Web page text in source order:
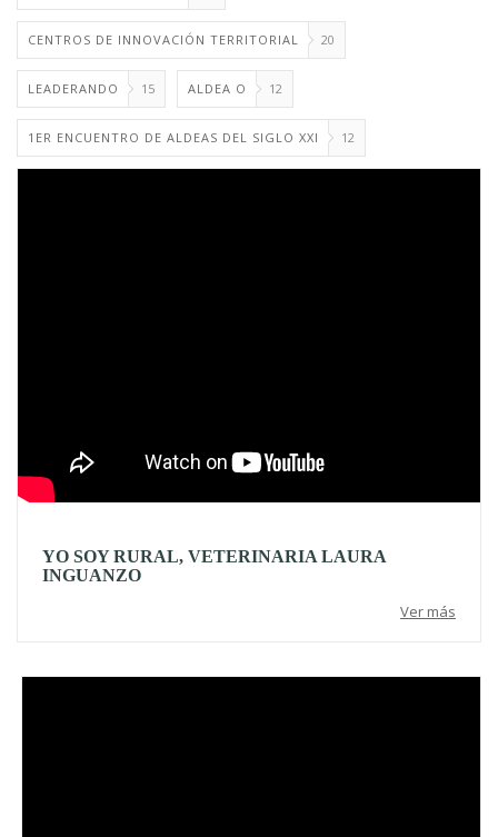
CENTROS DE INNOVACIÓN TERRITORIAL 20
LEADERANDO 15 ALDEA O 12
1ER ENCUENTRO DE ALDEAS DEL SIGLO XXI 12
YO SOY RURAL, VETERINARIA LAURA
INGUANZO
Ver más